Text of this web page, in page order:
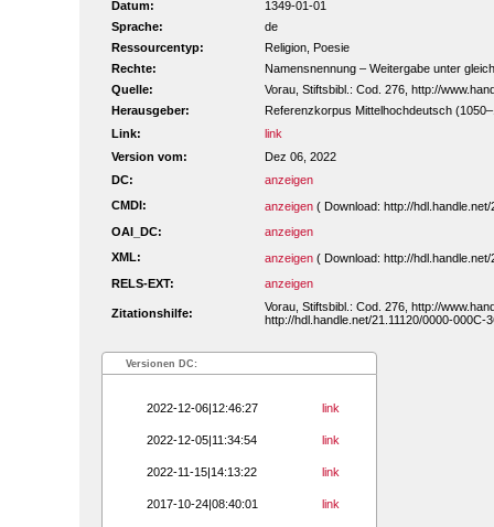
Datum:
1349-01-01
Sprache:
de
Ressourcentyp:
Religion, Poesie
Rechte:
Namensnennung – Weitergabe unter
Quelle:
Vorau, Stiftsbibl.: Cod. 276, http://
Herausgeber:
Referenzkorpus Mittelhochdeutsch
Link:
link
Version vom:
Dez 06, 2022
DC:
anzeigen
CMDI:
anzeigen ( Download: http://
OAI_DC:
anzeigen
XML:
anzeigen ( Download: http://
RELS-EXT:
anzeigen
Zitationshilfe:
Vorau, Stiftsbibl.: Cod. 276, http://
http://hdl.handle.net/21.11120/0000-000C-
Versionen DC:
2022-12-06|12:46:27 link
2022-12-05|11:34:54 link
2022-11-15|14:13:22 link
2017-10-24|08:40:01 link